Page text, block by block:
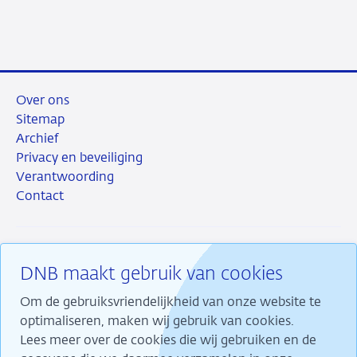
DNB maakt gebruik van cookies
Om de gebruiksvriendelijkheid van onze website te
optimaliseren, maken wij gebruik van cookies.
Lees meer over de cookies die wij gebruiken en de
Over ons
Sitemap
Archief
Privacy en beveiliging
Verantwoording
Contact
RSS InstagramLinkedin
X